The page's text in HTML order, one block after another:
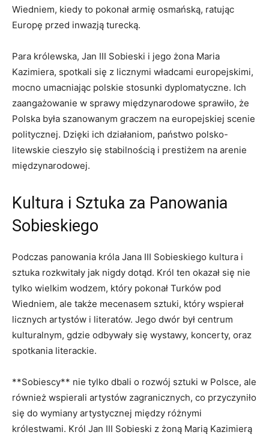
Wiedniem, kiedy to​ pokonał armię osmańską,​ ratując ​
Europę przed​ inwazją turecką.
Para królewska, ⁣Jan‍ III ‌Sobieski i jego⁣ żona ⁢Maria
Kazimiera, spotkali się z⁣ licznymi władcami europejskimi,
mocno umacniając polskie stosunki ​dyplomatyczne.‍ Ich
zaangażowanie w sprawy międzynarodowe sprawiło, że‍
Polska‌ była szanowanym graczem na ​europejskiej scenie
politycznej. ​Dzięki ‍ich działaniom, ‍państwo ‌polsko-
litewskie⁤ cieszyło się‍ stabilnością i prestiżem na ⁢arenie
międzynarodowej.
Kultura i ‌Sztuka za Panowania
Sobieskiego
Podczas panowania króla Jana ​III Sobieskiego kultura ​i
sztuka⁣ rozkwitały jak nigdy⁢ dotąd. Król ten okazał się nie
tylko​ wielkim wodzem, który​ pokonał Turków pod
Wiedniem, ale także mecenasem⁤ sztuki, ‌który wspierał⁢
licznych artystów i literatów. Jego dwór był centrum
kulturalnym, ‌gdzie odbywały się wystawy, koncerty, oraz⁤
spotkania literackie.
**Sobiescy** nie tylko ‍dbali⁤ o rozwój ‍sztuki w Polsce, ale
również wspierali artystów‍ zagranicznych, co przyczyniło
się do wymiany artystycznej ⁤między ​różnymi
królestwami.‍ Król Jan III Sobieski z⁤ żoną Marią‌ Kazimierą⁤